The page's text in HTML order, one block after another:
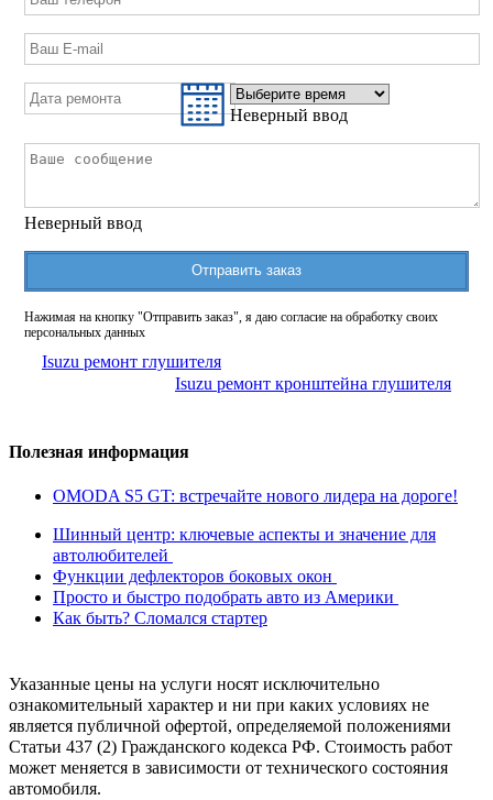
Неверный ввод
Неверный ввод
Отправить заказ
Нажимая на кнопку "Отправить заказ", я даю согласие на обработку своих
персональных данных
Isuzu ремонт глушителя
Isuzu ремонт кронштейна глушителя
Полезная информация
OMODA S5 GT: встречайте нового лидера на дороге!
Шинный центр: ключевые аспекты и значение для
автолюбителей
Функции дефлекторов боковых окон
Просто и быстро подобрать авто из Америки
Как быть? Сломался стартер
Указанные цены на услуги носят исключительно
ознакомительный характер и ни при каких условиях не
является публичной офертой, определяемой положениями
Статьи 437 (2) Гражданского кодекса РФ. Стоимость работ
может меняется в зависимости от технического состояния
автомобиля.